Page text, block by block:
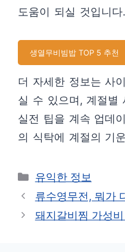
도움이 되실 것입니다.
생열무비빔밥 TOP 5 추천
더 자세한 정보는 사
실 수 있으며, 계절별
실전 팁을 계속 업데
의 식탁에 계절의 기
카
테
리
유익한 정보
류수영무전, 뭐가
돼지갈비찜 가성